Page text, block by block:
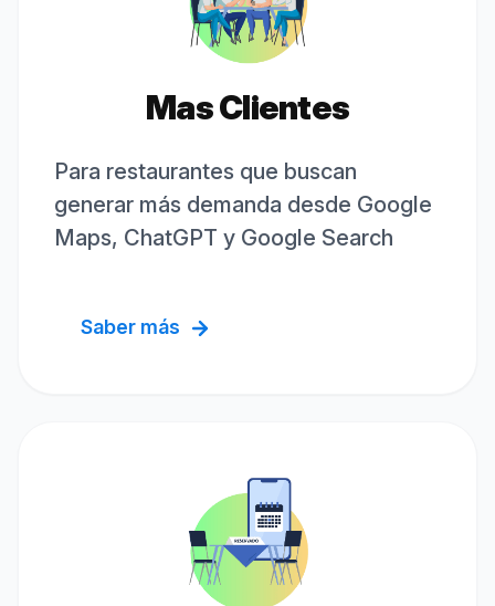
Mas Clientes
Para restaurantes que buscan
generar más demanda desde Google
Maps, ChatGPT y Google Search
Saber más